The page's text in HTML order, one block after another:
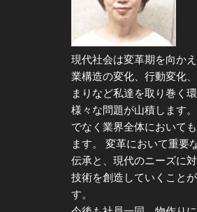
現代社会は変革期を向か
業構造の変化、行動変化
まりなど私達を取り巻く
様々な問題が山積します
でなく業界全体において
ます。 変革において重要
伝承と、現代のニーズに
技術を創造していくこと
す。